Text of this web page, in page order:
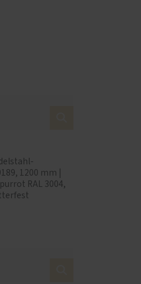
1200 mm |
RAL 3004,